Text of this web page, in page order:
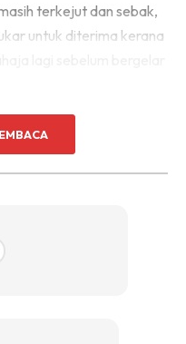
terkejut dan sebak,
untuk diterima kerana